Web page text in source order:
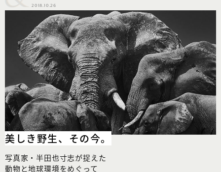
2018.10.26
美しき野生、その今。
写真家・半田也寸志が捉えた
動物と地球環境をめぐって